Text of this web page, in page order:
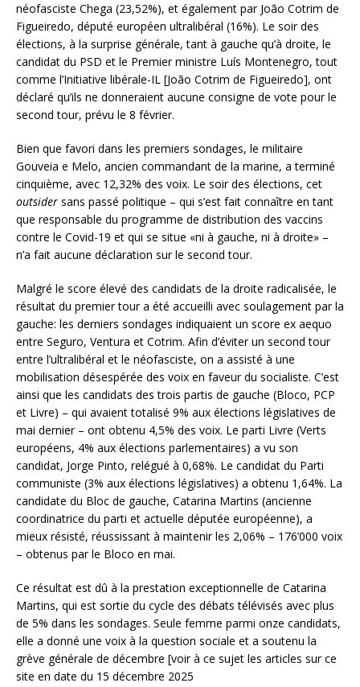
néofasciste Chega (23,52%), et également par João Cotrim de
Figueiredo, député européen ultralibéral (16%). Le soir des
élections, à la surprise générale, tant à gauche qu’à droite, le
candidat du PSD et le Premier ministre Luís Montenegro, tout
comme l’Initiative libérale-IL [João Cotrim de Figueiredo], ont
déclaré qu’ils ne donneraient aucune consigne de vote pour le
second tour, prévu le 8 février.
Bien que favori dans les premiers sondages, le militaire
Gouveia e Melo, ancien commandant de la marine, a terminé
cinquième, avec 12,32% des voix. Le soir des élections, cet
outsider sans passé politique – qui s’est fait connaître en tant
que responsable du programme de distribution des vaccins
contre le Covid-19 et qui se situe «ni à gauche, ni à droite» –
n’a fait aucune déclaration sur le second tour.
Malgré le score élevé des candidats de la droite radicalisée, le
résultat du premier tour a été accueilli avec soulagement par la
gauche: les derniers sondages indiquaient un score ex aequo
entre Seguro, Ventura et Cotrim. Afin d’éviter un second tour
entre l’ultralibéral et le néofasciste, on a assisté à une
mobilisation désespérée des voix en faveur du socialiste. C’est
ainsi que les candidats des trois partis de gauche (Bloco, PCP
et Livre) – qui avaient totalisé 9% aux élections législatives de
mai dernier – ont obtenu 4,5% des voix. Le parti Livre (Verts
européens, 4% aux élections parlementaires) a vu son
candidat, Jorge Pinto, relégué à 0,68%. Le candidat du Parti
communiste (3% aux élections législatives) a obtenu 1,64%. La
candidate du Bloc de gauche, Catarina Martins (ancienne
coordinatrice du parti et actuelle députée européenne), a
mieux résisté, réussissant à maintenir les 2,06% – 176’000 voix
– obtenus par le Bloco en mai.
Ce résultat est dû à la prestation exceptionnelle de Catarina
Martins, qui est sortie du cycle des débats télévisés avec plus
de 5% dans les sondages. Seule femme parmi onze candidats,
elle a donné une voix à la question sociale et a soutenu la
grève générale de décembre [voir à ce sujet les articles sur ce
site en date du 15 décembre 2025